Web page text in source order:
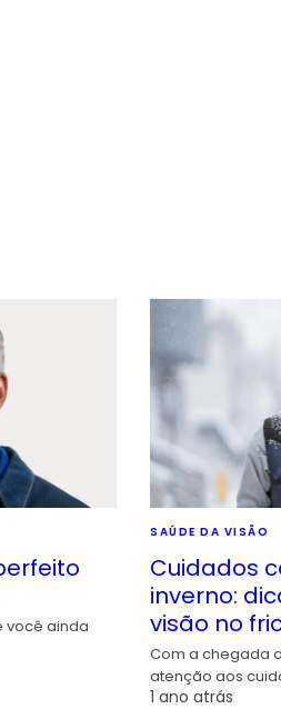
você ainda
SAÚDE DA VISÃO
Cuidados
inverno:
visão no
Com a chegada
atenção aos
1 ano atrás